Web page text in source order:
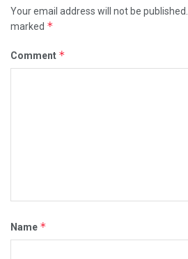
Your email address will not be published.
marked *
Comment *
Name *